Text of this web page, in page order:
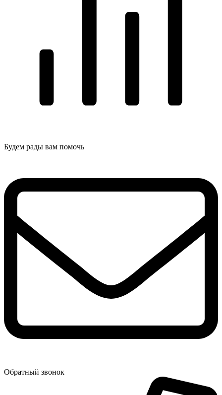
Будем рады вам помочь
Обратный звонок